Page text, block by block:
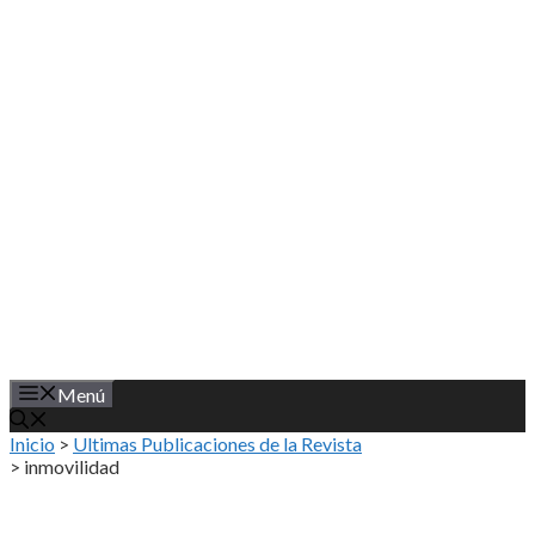
Menú
Inicio > Ultimas Publicaciones de la Revista
> inmovilidad